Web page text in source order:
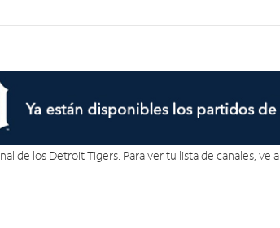
de los Detroit Tigers. Para ver tu lista de canales, ve a